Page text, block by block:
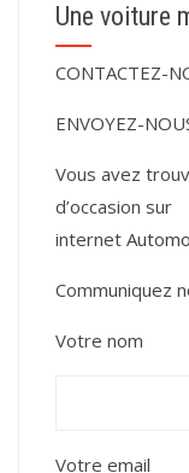
Une voiture
CONTACTEZ-
ENVOYEZ-
Vous avez
d’occasion sur
internet
Communiquez
Votre nom
Votre email